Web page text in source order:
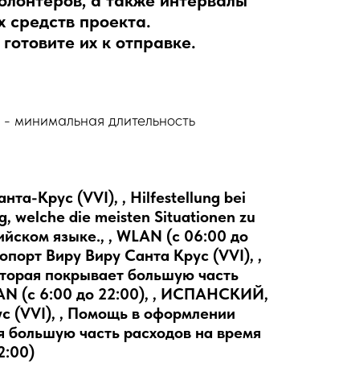
средств проекта.
их к отправке.
минимальная длительность
Крус (VVI), , Hilfestellung bei
welche die meisten Situationen zu
языке., , WLAN (с 06:00 до
Виру Виру Санта Крус (VVI), ,
покрывает большую часть
(с 6:00 до 22:00), , ИСПАНСКИЙ,
(VVI), , Помощь в оформлении
часть расходов на время